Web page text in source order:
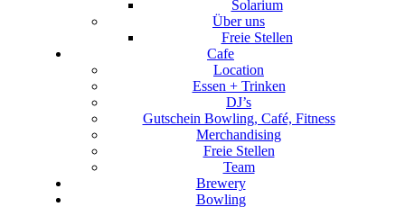
Solarium
Über uns
Freie Stellen
Cafe
Location
Essen + Trinken
DJ’s
Gutschein Bowling, Café, Fitness
Merchandising
Freie Stellen
Team
Brewery
Bowling